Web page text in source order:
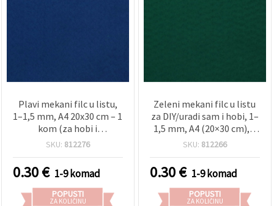
Plavi mekani filc u listu,
1–1,5 mm, A4 20x30 cm – 1
kom (za hobi i
rukotvorine)
SKU: 812276
0.30€ 1-9 komad
POPUSTI
ZA KOLIČINU
Zeleni mekani filc u listu
za DIY/uradi sam i hobi, 1–
1,5 mm, A4 (20×30 cm), 1
kom.
SKU: 812266
0.30€ 1-9 komad
POPUSTI
ZA KOLIČINU